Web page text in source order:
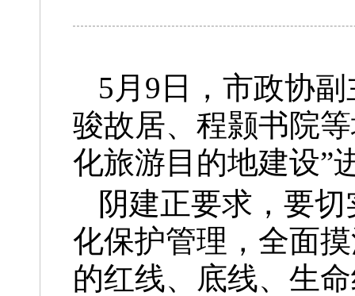
5月9日，市政协
骏故居、程颢书院
化旅游目的地建设”
阴建正要求，要
化保护管理，全面
的红线、底线、生